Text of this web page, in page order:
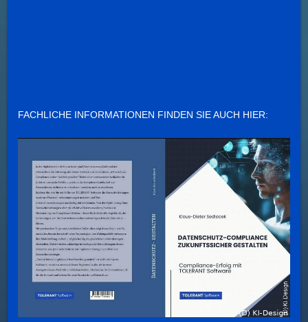
FACHLICHE INFORMATIONEN FINDEN SIE AUCH HIER: